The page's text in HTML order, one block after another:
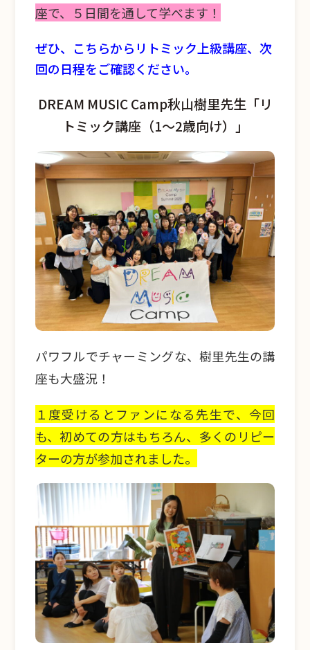
座で、５日間を通して学べます！
ぜひ、こちらからリトミック上級講座、次
回の日程をご確認ください。
DREAM MUSIC Camp秋山樹里先生「リ
トミック講座（1～2歳向け）」
パワフルでチャーミングな、樹里先生の講
座も大盛況！
１度受けるとファンになる先生で、今回
も、初めての方はもちろん、多くのリピー
ターの方が参加されました。